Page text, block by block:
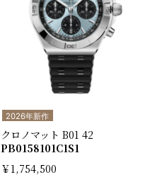
2026年新作
クロノマット B01 42
PB0158101C1S1
￥1,754,500